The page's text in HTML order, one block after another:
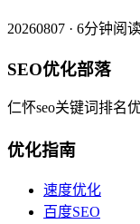
20260807 · 6分钟阅
SEO优化部落
仁怀seo关键词排名
优化指南
速度优化
百度SEO